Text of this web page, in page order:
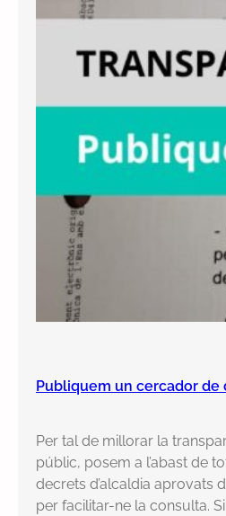
Publiquem un cercador de
Per tal de millorar la
públic, posem a l’abast de
decrets d’alcaldia aprovats
per facilitar-ne la consulta.